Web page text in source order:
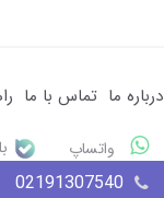
درباره ما تماس با ما
واتساپ
02191307540